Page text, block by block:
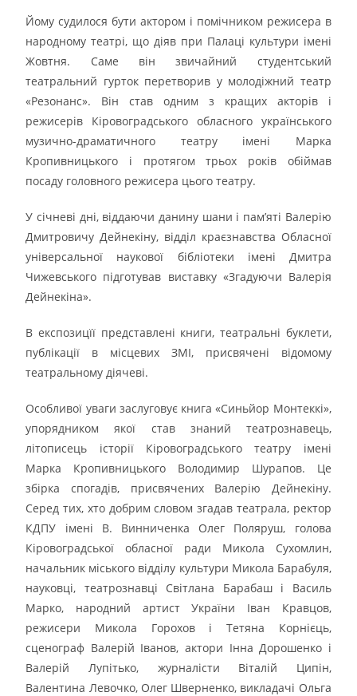
Йому судилося бути актором і помічником режисера в
народному театрі, що діяв при Палаці культури імені
Жовтня. Саме він звичайний студентський
театральний гурток перетворив у молодіжний театр
«Резонанс». Він став одним з кращих акторів і
режисерів Кіровоградського обласного українського
музично-драматичного театру імені Марка
Кропивницького і протягом трьох років обіймав
посаду головного режисера цього театру.
У січневі дні, віддаючи данину шани і пам’яті Валерію
Дмитровичу Дейнекіну, відділ краєзнавства Обласної
універсальної наукової бібліотеки імені Дмитра
Чижевського підготував виставку «Згадуючи Валерія
Дейнекіна».
В експозицїї представлені книги, театральні буклети,
публікації в місцевих ЗМІ, присвячені відомому
театральному діячеві.
Особливої уваги заслуговує книга «Синьйор Монтеккі»,
упорядником якої став знаний театрознавець,
літописець історії Кіровоградського театру імені
Марка Кропивницького Володимир Шурапов. Це
збірка спогадів, присвячених Валерію Дейнекіну.
Серед тих, хто добрим словом згадав театрала, ректор
КДПУ імені В. Винниченка Олег Поляруш, голова
Кіровоградської обласної ради Микола Сухомлин,
начальник міського відділу культури Микола Барабуля,
науковці, театрознавці Світлана Барабаш і Василь
Марко, народний артист України Іван Кравцов,
режисери Микола Горохов і Тетяна Корнієць,
сценограф Валерій Іванов, актори Інна Дорошенко і
Валерій Лупітько, журналісти Віталій Ципін,
Валентина Левочко, Олег Шверненко, викладачі Ольга